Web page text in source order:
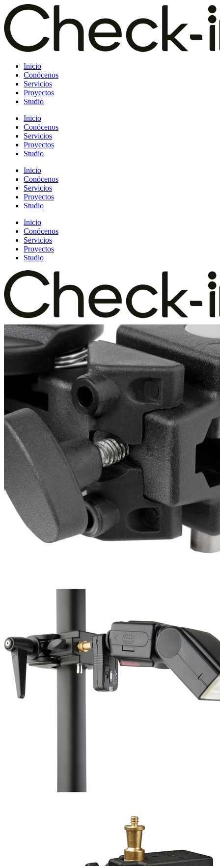
Saltar
al
contenido
Inicio
Conócenos
Servicios
Proyectos
Studio
Inicio
Conócenos
Servicios
Proyectos
Studio
Inicio
Conócenos
Servicios
Proyectos
Studio
Inicio
Conócenos
Servicios
Proyectos
Studio